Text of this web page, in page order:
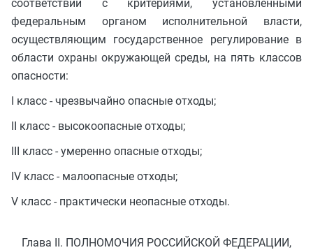
соответствии с критериями, установленными
федеральным органом исполнительной власти,
осуществляющим государственное регулирование в
области охраны окружающей среды, на пять классов
опасности:
I класс - чрезвычайно опасные отходы;
II класс - высокоопасные отходы;
III класс - умеренно опасные отходы;
IV класс - малоопасные отходы;
V класс - практически неопасные отходы.
Глава II. ПОЛНОМОЧИЯ РОССИЙСКОЙ ФЕДЕРАЦИИ,